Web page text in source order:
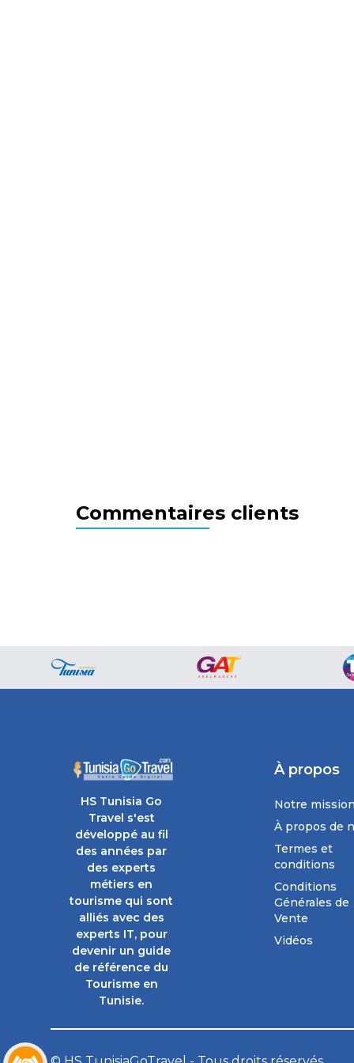
Commentaires clients
HS Tunisia Go
Travel s'est
développé au fil
des années par
des experts
métiers en
tourisme qui sont
alliés avec des
experts IT, pour
devenir un guide
de référence du
Tourisme en
Tunisie.
À propos
Notre
À propos de
Termes et
conditions
Conditions
Générales de
Vente
Vidéos